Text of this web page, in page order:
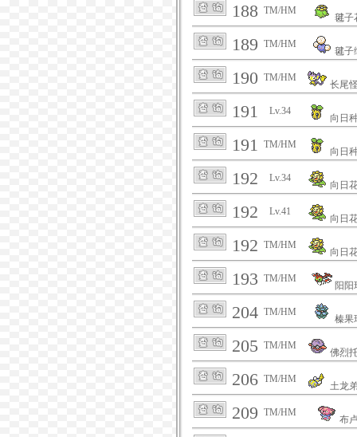
188 TM/HM
毽子
189 TM/HM
毽子
190 TM/HM
长尾
191 Lv.34
向日
191 TM/HM
向日
192 Lv.34
向日
192 Lv.41
向日
192 TM/HM
向日
193 TM/HM
阳阳
204 TM/HM
榛果
205 TM/HM
佛烈
206 TM/HM
土龙
209 TM/HM
布